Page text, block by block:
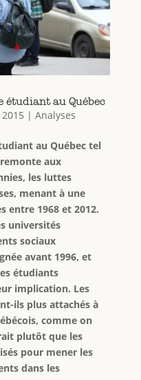
au Québec
| Analyses
au Québec tel
aux
les luttes
menant à une
entre 1968 et 2012.
universités
sociaux
avant 1996, et
étudiants
implication. Les
ils plus attachés à
comme on
plutôt que les
pour mener les
dans les